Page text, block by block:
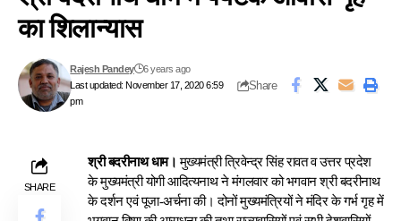
का शिलान्यास
Last updated: November 17, 2020 6:59
pm
Rajesh Pandey 6 years ago
Share
SHARE
श्री बदरीनाथ धाम। मुख्यमंत्री त्रिवेन्द्र सिंह रावत व उत्तर प्रदेश
के मुख्यमंत्री योगी आदित्यनाथ ने मंगलवार को भगवान श्री बदरीनाथ
के दर्शन एवं पूजा-अर्चना की। दोनों मुख्यमंत्रियों ने मंदिर के गर्भ गृह में